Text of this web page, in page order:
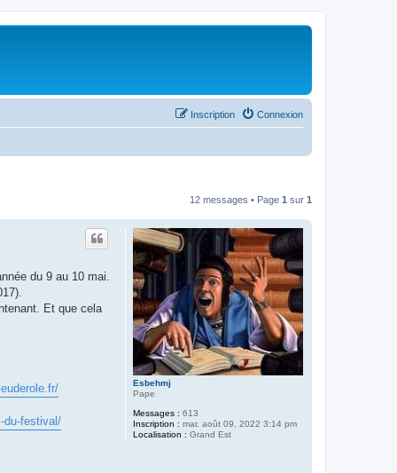
Connexion
Inscription
12 messages • Page 1 sur 1
Esbehmj
Pape
Messages : 613
Inscription : mar. août 09, 2022 3:14 pm
Localisation : Grand Est
du 9 au 10 mai.
Et que cela
du-festival/